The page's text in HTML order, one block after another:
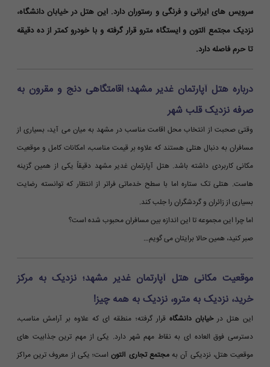
سرویس های ایرانی و فرنگی و رستوران دارد. این هتل در خیابان دانشگاه،
نزدیک مجتمع آلتون و ایستگاه مترو قرار گرفته و با خودرو کمتر از ده دقیقه
تا حرم فاصله دارد.
درباره هتل آپارتمان غدیر مشهد؛ اقامتگاهی دنج و مقرون به
صرفه نزدیک قلب شهر
وقتی صحبت از انتخاب محل اقامت مناسب در مشهد به میان می آید، بسیاری از
مسافران به دنبال هتلی هستند که علاوه بر قیمت مناسب، امکانات کامل و موقعیت
مکانی کاربردی داشته باشد. هتل آپارتمان غدیر مشهد دقیقاً یکی از همین گزینه
هاست. هتلی تک ستاره اما با سطح خدماتی فراتر از انتظار که توانسته رضایت
بسیاری از زائران و گردشگران را جلب کند.
اما چرا این مجموعه تا این اندازه بین مسافران محبوب شده است؟
صبر کنید، همین حالا برایتان می گویم…
موقعیت مکانی هتل آپارتمان غدیر مشهد؛ نزدیک به مرکز
خرید، نزدیک به مترو، نزدیک به همه چیز!
این هتل درخیابان دانشگاه قرار گرفته؛ منطقه ای که علاوه بر آرامش مناسب،
دسترسی فوق العاده ای به نقاط مهم شهر دارد. یکی از مهم ترین جذابیت های
موقعیت هتل، نزدیکی آن بهمجتمع تجاری آلتوناست؛ یکی از معروف ترین مراکز